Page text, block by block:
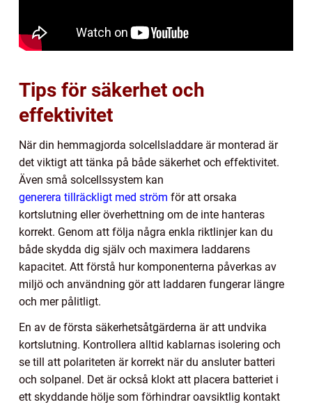
Tips för säkerhet och
effektivitet
När din hemmagjorda solcellsladdare är monterad är
det viktigt att tänka på både säkerhet och effektivitet.
Även små solcellssystem kan
generera tillräckligt med ström för att orsaka
kortslutning eller överhettning om de inte hanteras
korrekt. Genom att följa några enkla riktlinjer kan du
både skydda dig själv och maximera laddarens
kapacitet. Att förstå hur komponenterna påverkas av
miljö och användning gör att laddaren fungerar längre
och mer pålitligt.
En av de första säkerhetsåtgärderna är att undvika
kortslutning. Kontrollera alltid kablarnas isolering och
se till att polariteten är korrekt när du ansluter batteri
och solpanel. Det är också klokt att placera batteriet i
ett skyddande hölje som förhindrar oavsiktlig kontakt